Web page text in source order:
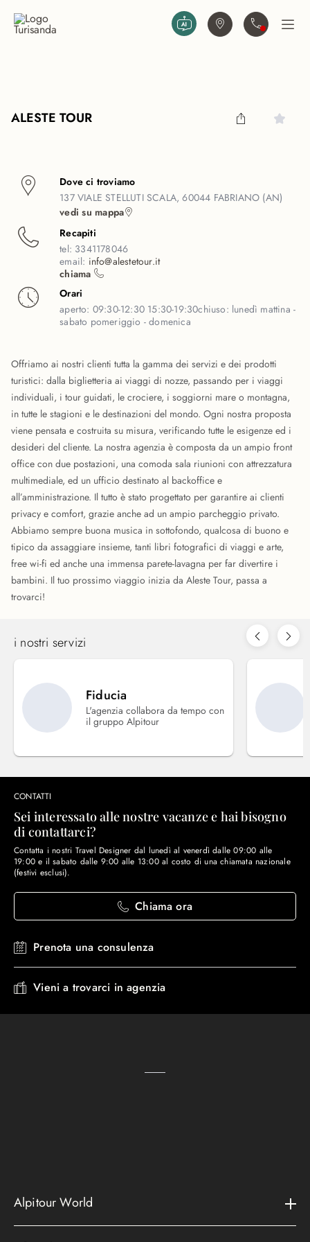
Trova agenziaContattaciApri
ALESTE TOUR
Dove ci troviamo
137 VIALE STELLUTI SCALA, 60044 FABRIANO (AN)
vedi su mappa
Recapiti
tel: 3341178046
email: info@alestetour.it
chiama
Orari
aperto: 09:30-12:30 15:30-19:30chiuso: lunedì mattina -
sabato pomeriggio - domenica
Offriamo ai nostri clienti tutta la gamma dei servizi e dei prodotti
turistici: dalla biglietteria ai viaggi di nozze, passando per i viaggi
individuali, i tour guidati, le crociere, i soggiorni mare o montagna,
in tutte le stagioni e le destinazioni del mondo. Ogni nostra proposta
viene pensata e costruita su misura, verificando tutte le esigenze ed i
desideri del cliente. La nostra agenzia è composta da un ampio front
office con due postazioni, una comoda sala riunioni con attrezzatura
multimediale, ed un ufficio destinato al backoffice e
all’amministrazione. Il tutto è stato progettato per garantire ai clienti
privacy e comfort, grazie anche ad un ampio parcheggio privato.
Abbiamo sempre buona musica in sottofondo, qualcosa di buono e
tipico da assaggiare insieme, tanti libri fotografici di viaggi e arte,
free wi-fi ed anche una immensa parete-lavagna per far divertire i
bambini. Il tuo prossimo viaggio inizia da Aleste Tour, passa a
trovarci!
i nostri servizi
Fiducia
L'agenzia collabora da tempo con
il gruppo Alpitour
CONTATTI
Sei interessato alle nostre vacanze e hai bisogno
di contattarci?
Contatta i nostri Travel Designer dal lunedì al venerdì dalle 09:00 alle
19:00 e il sabato dalle 9:00 alle 13:00 al costo di una chiamata nazionale
(festivi esclusi).
Chiama ora
Prenota una consulenza
Vieni a trovarci in agenzia
Alpitour World